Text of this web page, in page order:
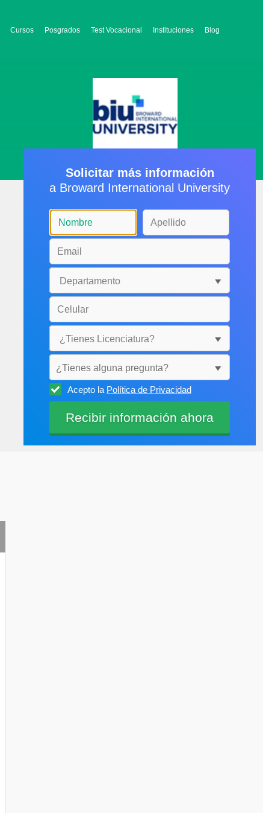
Cursos Posgrados Test Vocacional Instituciones Blog
Solicitar más información
a Broward International University
¿Tienes alguna pregunta?
Selecciónala
Acepto la Política de Privacidad